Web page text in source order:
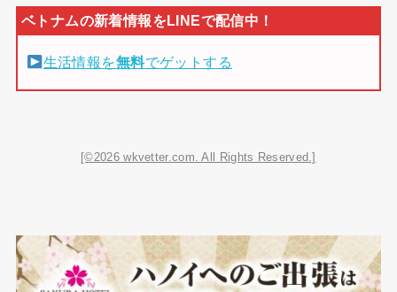
生活情報を無料でゲットする
[©2026 wkvetter.com. All Rights Reserved.]